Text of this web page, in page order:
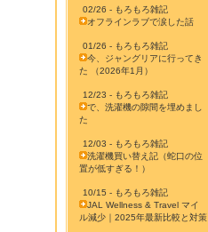
02/26 - もろもろ雑記
オフラインラブで涙した話
01/26 - もろもろ雑記
今、ジャングリアに行ってき
た （2026年1月）
12/23 - もろもろ雑記
で、洗濯機の隙間を埋めまし
た
12/03 - もろもろ雑記
洗濯機買い替え記（蛇口の位
置が低すぎる！）
10/15 - もろもろ雑記
JAL Wellness & Travel マイ
ル減少｜2025年最新比較と対策